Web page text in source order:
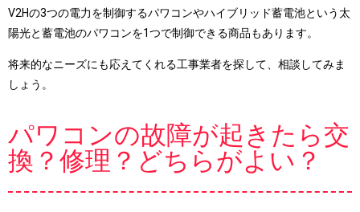
V2Hの3つの電力を制御するパワコンやハイブリッド蓄電池という太
陽光と蓄電池のパワコンを1つで制御できる商品もあります。
将来的なニーズにも応えてくれる工事業者を探して、相談してみま
しょう。
パワコンの故障が起きたら交
換？修理？どちらがよい？